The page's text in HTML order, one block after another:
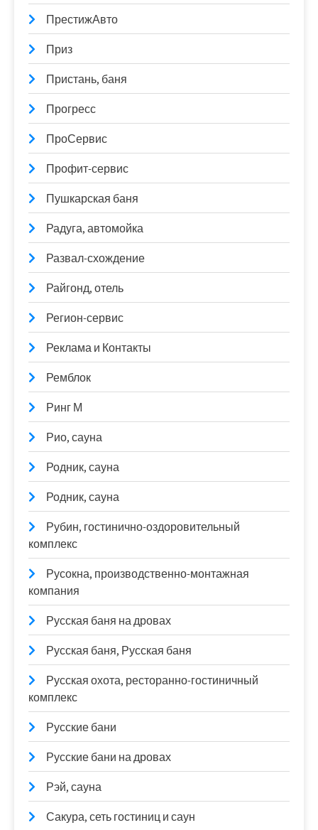
ПрестижАвто
Приз
Пристань, баня
Прогресс
ПроСервис
Профит-сервис
Пушкарская баня
Радуга, автомойка
Развал-схождение
Райгонд, отель
Регион-сервис
Реклама и Контакты
Ремблок
Ринг М
Рио, сауна
Родник, сауна
Родник, сауна
Рубин, гостинично-оздоровительный
комплекс
Русокна, производственно-монтажная
компания
Русская баня на дровах
Русская баня, Русская баня
Русская охота, ресторанно-гостиничный
комплекс
Русские бани
Русские бани на дровах
Рэй, сауна
Сакура, сеть гостиниц и саун